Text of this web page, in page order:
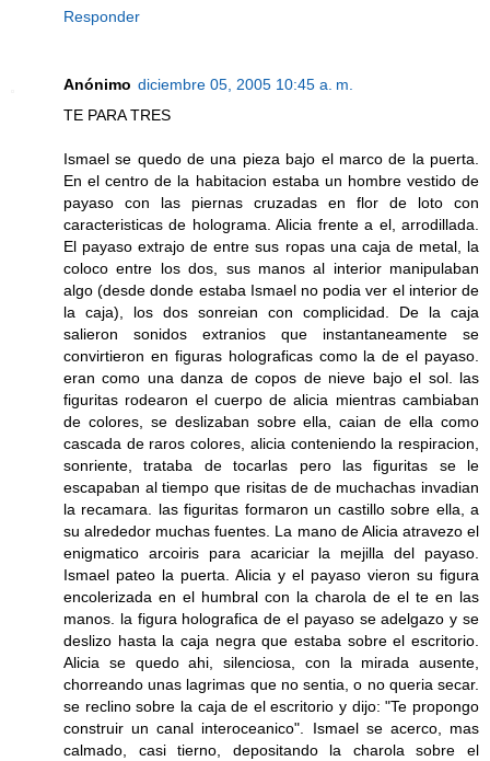
Responder
Anónimo diciembre 05, 2005 10:45 a. m.
TE PARA TRES
Ismael se quedo de una pieza bajo el marco de la puerta.
En el centro de la habitacion estaba un hombre vestido de
payaso con las piernas cruzadas en flor de loto con
caracteristicas de holograma. Alicia frente a el, arrodillada.
El payaso extrajo de entre sus ropas una caja de metal, la
coloco entre los dos, sus manos al interior manipulaban
algo (desde donde estaba Ismael no podia ver el interior de
la caja), los dos sonreian con complicidad. De la caja
salieron sonidos extranios que instantaneamente se
convirtieron en figuras holograficas como la de el payaso.
eran como una danza de copos de nieve bajo el sol. las
figuritas rodearon el cuerpo de alicia mientras cambiaban
de colores, se deslizaban sobre ella, caian de ella como
cascada de raros colores, alicia conteniendo la respiracion,
sonriente, trataba de tocarlas pero las figuritas se le
escapaban al tiempo que risitas de de muchachas invadian
la recamara. las figuritas formaron un castillo sobre ella, a
su alrededor muchas fuentes. La mano de Alicia atravezo el
enigmatico arcoiris para acariciar la mejilla del payaso.
Ismael pateo la puerta. Alicia y el payaso vieron su figura
encolerizada en el humbral con la charola de el te en las
manos. la figura holografica de el payaso se adelgazo y se
deslizo hasta la caja negra que estaba sobre el escritorio.
Alicia se quedo ahi, silenciosa, con la mirada ausente,
chorreando unas lagrimas que no sentia, o no queria secar.
se reclino sobre la caja de el escritorio y dijo: "Te propongo
construir un canal interoceanico". Ismael se acerco, mas
calmado, casi tierno, depositando la charola sobre el